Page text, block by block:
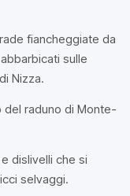
fiancheggiate da
sulle
Nizza.
del raduno di Monte-
dislivelli che si
selvaggi.